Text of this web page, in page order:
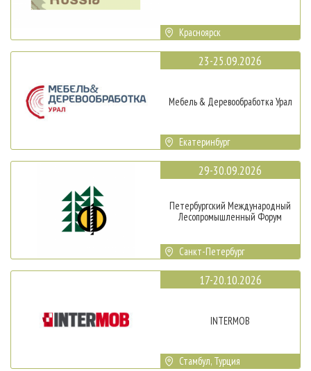
Красноярск
23-25.09.2026
Мебель & Деревообработка Урал
Екатеринбург
29-30.09.2026
Петербургский Международный
Лесопромышленный Форум
Санкт-Петербург
17-20.10.2026
INTERMOB
Стамбул, Турция